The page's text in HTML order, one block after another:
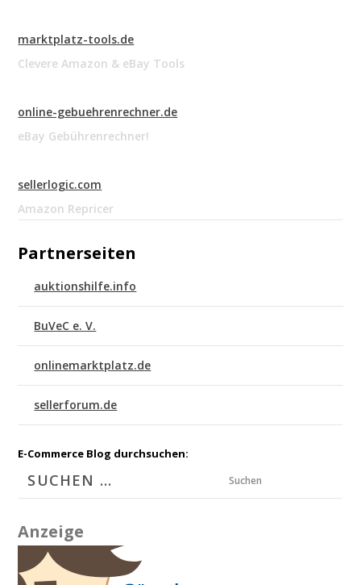
marktplatz-tools.de
Clevere Amazon & eBay Tools
online-gebuehrenrechner.de
eBay Gebührenrechner!
sellerlogic.com
Amazon Repricer
Partnerseiten
auktionshilfe.info
BuVeC e. V.
onlinemarktplatz.de
sellerforum.de
E-Commerce Blog durchsuchen:
Suchen
Anzeige